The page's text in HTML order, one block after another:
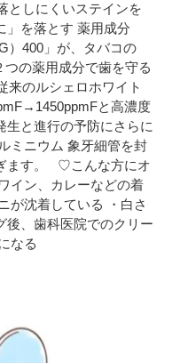
としにくいステインを
を落とす 薬用成分
）400」が、タバコの
つの薬用成分で歯を守る
来のルシェロホワイト
と高濃度
生と進行の予防にさらに
ミニウム 象牙細管を封
ます。 ♡こんな方にオ
イン、カレーなどの着
が沈着している ・白さ
後、歯科医院でのクリー
なる